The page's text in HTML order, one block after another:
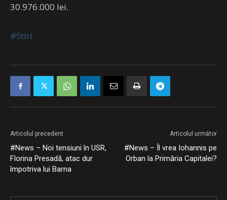
30.976.000 lei.
#Stiri
Articolul precedent
#News – Noi tensiuni în USR,
Florina Presadă, atac dur
împotriva lui Barna
Articolul următor
#News – Îl vrea Iohannis pe
Orban la Primăria Capitalei?